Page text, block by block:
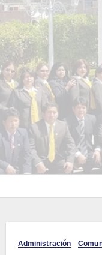
Administración